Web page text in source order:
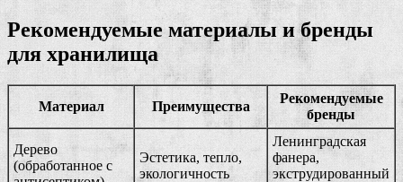
Рекомендуемые материалы и бренды
для хранилища
Материал Преимущества
Рекомендуемые
бренды
Дерево
(обработанное с
Эстетика, тепло,
экологичность
Ленинградская
фанера,
экструдированный